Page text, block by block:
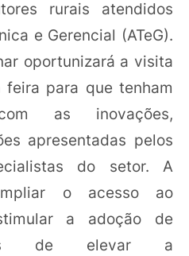
rurais atendidos
e Gerencial (ATeG).
oportunizará a visita
feira para que tenham
as inovações,
apresentadas pelos
do setor. A
o acesso ao
a adoção de
de elevar a